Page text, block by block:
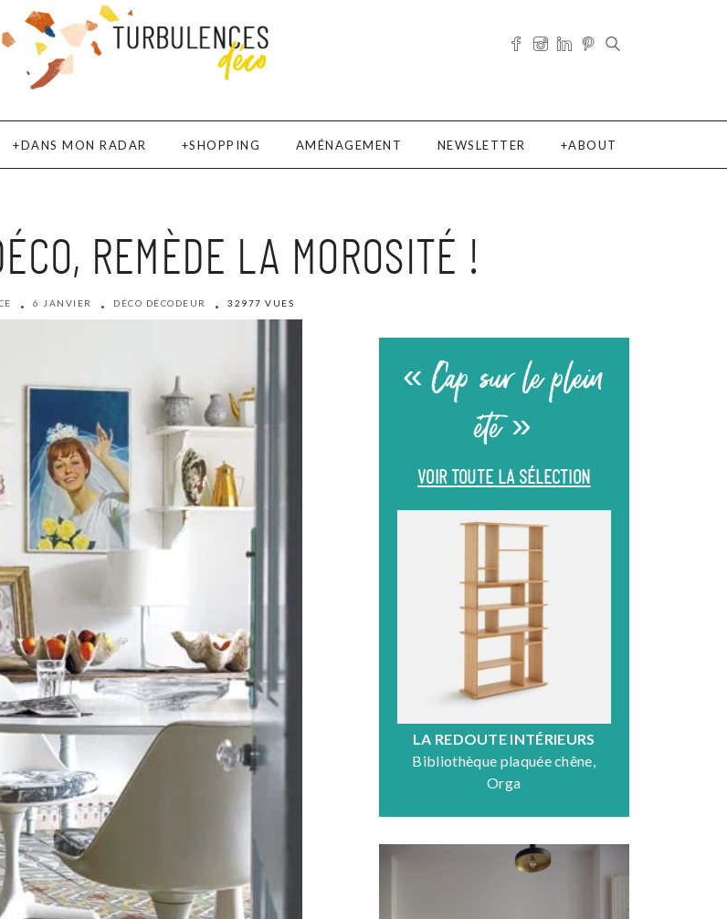
DANS MON RADAR SHOPPING AMÉNAGEMENT NEWSLETTER ABOUT
REMÈDE LA MOROSITÉ !
6 JANVIER DÉCO DÉCODEUR 32977 VUES
« Cap sur le plein
été »
VOIR TOUTE LA SÉLECTION
LA REDOUTE INTÉRIEURS
Bibliothèque plaquée chêne,
Orga